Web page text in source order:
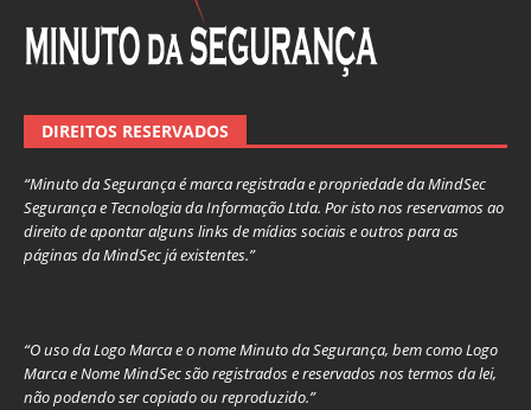
DIREITOS RESERVADOS
“Minuto da Segurança é marca registrada e propriedade da MindSec
Segurança e Tecnologia da Informação Ltda. Por isto nos reservamos ao
direito de apontar alguns links de mídias sociais e outros para as
páginas da MindSec já existentes.”
“O uso da Logo Marca e o nome Minuto da Segurança, bem como Logo
Marca e Nome MindSec são registrados e reservados nos termos da lei,
não podendo ser copiado ou reproduzido.”